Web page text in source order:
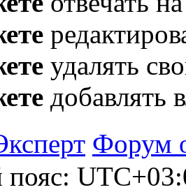
удалять
добавлять
Форум
пояс: